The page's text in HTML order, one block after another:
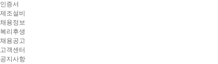
인증서
제조설비
채용정보
복리후생
채용공고
고객센터
공지사항